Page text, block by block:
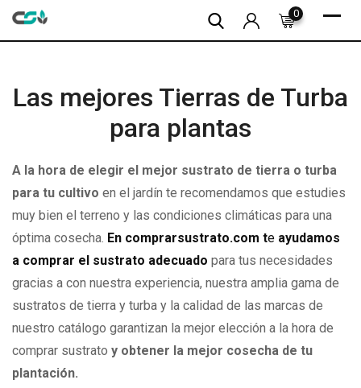
Skip
0
Las mejores Tierras de Turba
para plantas
A la hora de elegir el mejor sustrato de tierra o turba
para tu cultivo en el jardín te recomendamos que estudies
muy bien el terreno y las condiciones climáticas para una
óptima cosecha. En comprarsustrato.com te ayudamos
a comprar el sustrato adecuado para tus necesidades
gracias a con nuestra experiencia, nuestra amplia gama de
sustratos de tierra y turba y la calidad de las marcas de
nuestro catálogo garantizan la mejor elección a la hora de
comprar sustrato y obtener la mejor cosecha de tu
plantación.